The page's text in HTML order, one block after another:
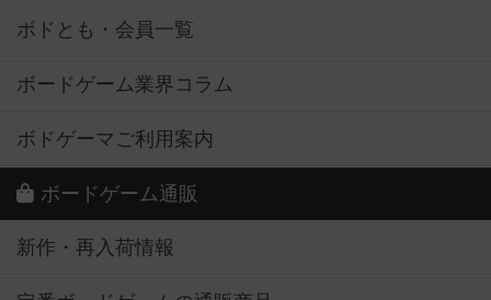
ボドとも・会員一覧
ボードゲーム業界コラム
ボドゲーマご利用案内
ボードゲーム通販
新作・再入荷情報